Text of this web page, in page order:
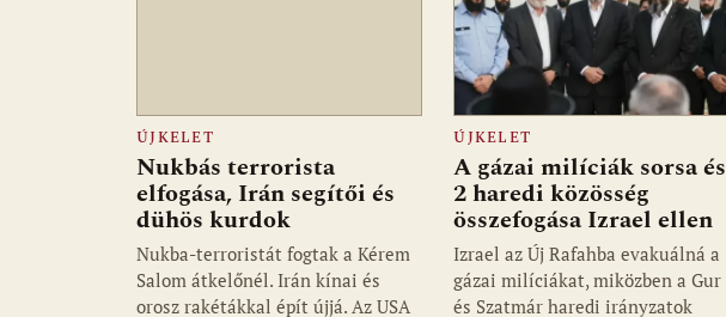
ÚJKELET
Nukbás terrorista
elfogása, Irán segítői és
dühös kurdok
Nukba-terroristát fogtak a Kérem
Salom átkelőnél. Irán kínai és
orosz rakétákkal épít újjá. Az USA
ÚJKELET
A gázai milíciák sorsa és
2 haredi közösség
összefogása Izrael ellen
Izrael az Új Rafahba evakuálná a
gázai milíciákat, miközben a Gur
és Szatmár haredi irányzatok